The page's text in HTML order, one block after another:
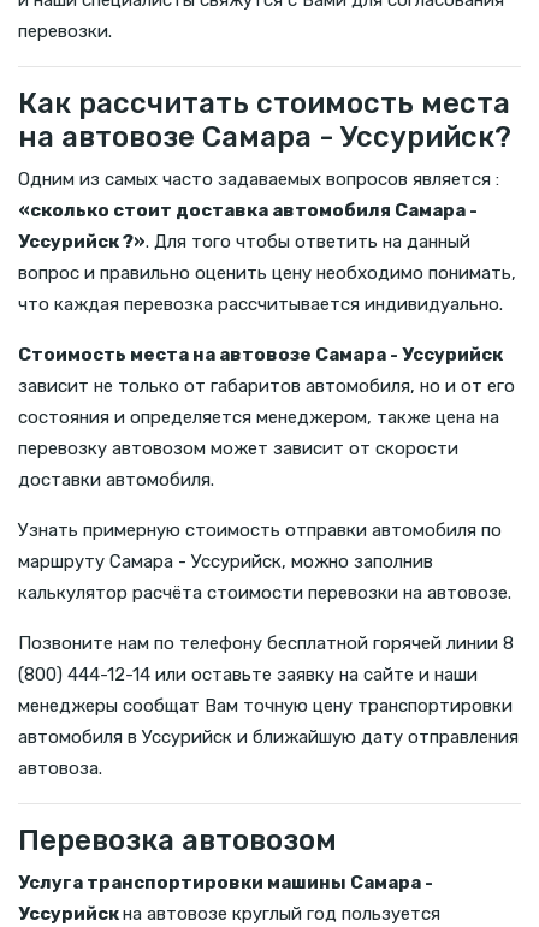
перевозки.
Как рассчитать стоимость места
на автовозе Самара - Уссурийск?
Одним из самых часто задаваемых вопросов является :
«сколько стоит доставка автомобиля Самара -
Уссурийск ?». Для того чтобы ответить на данный
вопрос и правильно оценить цену необходимо понимать,
что каждая перевозка рассчитывается индивидуально.
Стоимость места на автовозе Самара - Уссурийск
зависит не только от габаритов автомобиля, но и от его
состояния и определяется менеджером, также цена на
перевозку автовозом может зависит от скорости
доставки автомобиля.
Узнать примерную стоимость отправки автомобиля по
маршруту Самара - Уссурийск, можно заполнив
калькулятор расчёта стоимости перевозки на автовозе.
Позвоните нам по телефону бесплатной горячей линии 8
(800) 444-12-14 или оставьте заявку на сайте и наши
менеджеры сообщат Вам точную цену транспортировки
автомобиля в Уссурийск и ближайшую дату отправления
автовоза.
Перевозка автовозом
Услуга транспортировки машины Самара -
Уссурийскна автовозе круглый год пользуется